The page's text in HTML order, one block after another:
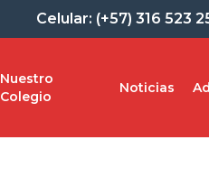
Celular: (+57) 316 523
Nuestro
Colegio
Noticias